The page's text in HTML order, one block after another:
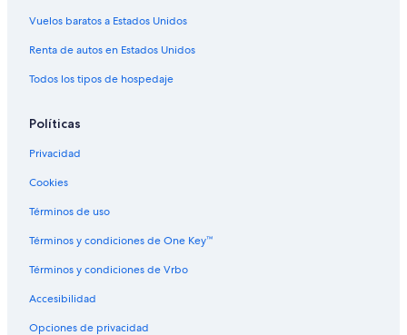
Hoteles en Muckwar
Hoteles en Grunow-Dammendorf
Vuelos baratos a Estados Unidos
Renta de autos en Estados Unidos
Todos los tipos de hospedaje
Políticas
Privacidad
Cookies
Términos de uso
Términos y condiciones de One Key™
Términos y condiciones de Vrbo
Accesibilidad
Opciones de privacidad